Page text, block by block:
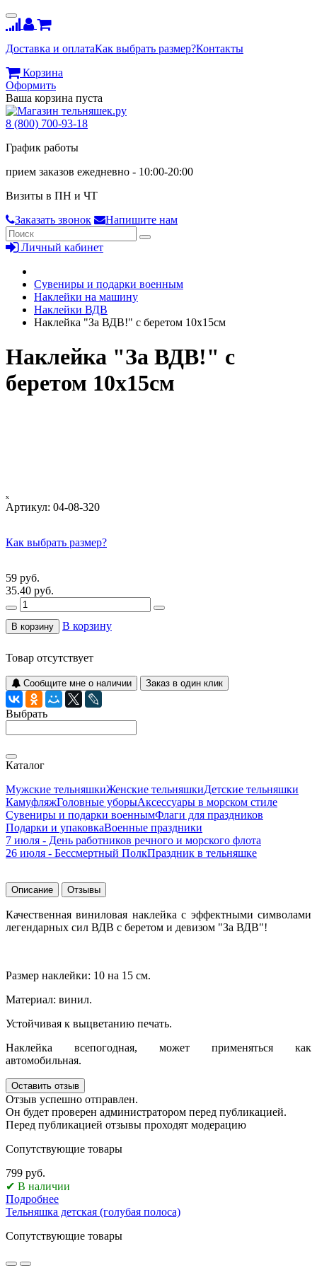
Доставка и оплатаКак выбрать размер?Контакты
Корзина
Оформить
Ваша корзина пуста
8 (800) 700-93-18
График работы
прием заказов ежедневно - 10:00-20:00
Визиты в ПН и ЧТ
Заказать звонок
Напишите нам
Личный кабинет
Сувениры и подарки военным
Наклейки на машину
Наклейки ВДВ
Наклейка "За ВДВ!" с беретом 10х15см
Наклейка "За ВДВ!" с
беретом 10х15см
ₓ
Артикул: 04-08-320
Как выбрать размер?
59 руб.
35.40 руб.
В корзину В корзину
Товар отсутствует
Сообщите мне о наличии Заказ в один клик
Выбрать
Каталог
Мужские тельняшкиЖенские тельняшкиДетские тельняшки
КамуфляжГоловные уборыАксессуары в морском стиле
Сувениры и подарки военнымФлаги для праздников
Подарки и упаковкаВоенные праздники
7 июля - День работников речного и морского флота
26 июля - Бессмертный ПолкПраздник в тельняшке
Описание Отзывы
Качественная виниловая наклейка с эффектными символами
легендарных сил ВДВ с беретом и девизом "За ВДВ"!
Размер наклейки: 10 на 15 см.
Материал: винил.
Устойчивая к выцветанию печать.
Наклейка всепогодная, может применяться как
автомобильная.
Оставить отзыв
Отзыв успешно отправлен.
Он будет проверен администратором перед публикацией.
Перед публикацией отзывы проходят модерацию
Сопутствующие товары
799 руб.
✔ В наличии
Подробнее
Тельняшка детская (голубая полоса)
Сопутствующие товары